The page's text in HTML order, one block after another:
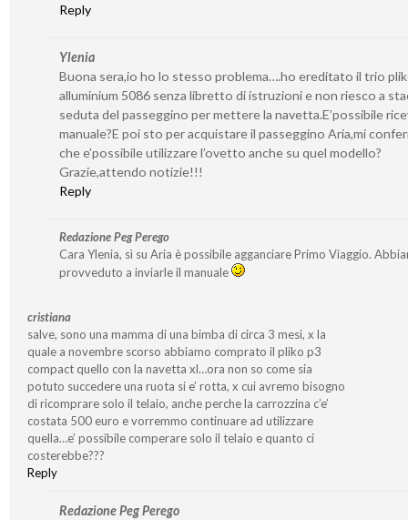
Reply
Ylenia
Buona sera,io ho lo stesso problema….ho ereditato il trio
alluminium 5086 senza libretto di istruzioni e non riesco a
seduta del passeggino per mettere la navetta.E’possibile
manuale?E poi sto per acquistare il passeggino Aria,mi
che e’possibile utilizzare l’ovetto anche su quel modello?
Grazie,attendo notizie!!!
Reply
Redazione Peg Perego
Cara Ylenia, sì su Aria è possibile agganciare Primo Viaggio.
provveduto a inviarle il manuale
cristiana
salve, sono una mamma di una bimba di circa 3 mesi, x la
quale a novembre scorso abbiamo comprato il pliko p3
compact quello con la navetta xl…ora non so come sia
potuto succedere una ruota si e’ rotta, x cui avremo bisogno
di ricomprare solo il telaio, anche perche la carrozzina c’e’
costata 500 euro e vorremmo continuare ad utilizzare
quella…e’ possibile comperare solo il telaio e quanto ci
costerebbe???
Reply
Redazione Peg Perego